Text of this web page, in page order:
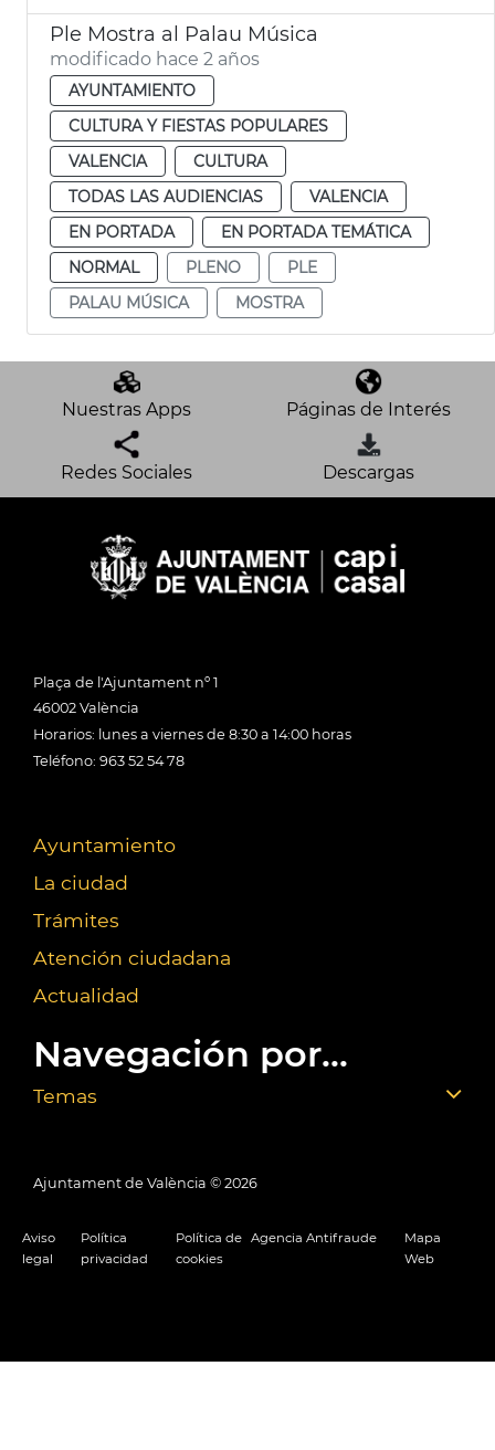
Ple Mostra al Palau Música
modificado hace 2 años
AYUNTAMIENTO
CULTURA Y FIESTAS POPULARES
VALENCIA
CULTURA
TODAS LAS AUDIENCIAS
VALENCIA
EN PORTADA
EN PORTADA TEMÁTICA
NORMAL
PLENO
PLE
PALAU MÚSICA
MOSTRA
Nuestras Apps Páginas de Interés
Redes Sociales Descargas
Plaça de l'Ajuntament nº 1
46002 València
Horarios: lunes a viernes de 8:30 a 14:00 horas
Teléfono: 963 52 54 78
Ayuntamiento
La ciudad
Trámites
Atención ciudadana
Actualidad
Navegación por...
Temas
Ajuntament de València © 2026
Aviso
legal
Política
privacidad
Política de
cookies
Agencia Antifraude
Mapa
Web